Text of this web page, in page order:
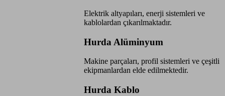
Elektrik altyapıları, enerji sistemleri ve
kablolardan çıkarılmaktadır.
Hurda Alüminyum
Makine parçaları, profil sistemleri ve çeşitli
ekipmanlardan elde edilmektedir.
Hurda Kablo